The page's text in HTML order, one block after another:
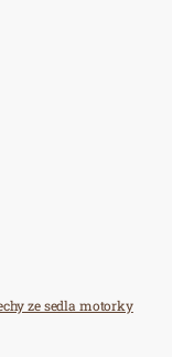
z jarních
ze sedla motorky